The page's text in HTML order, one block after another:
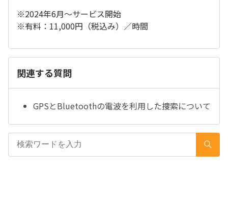
※2024年6月～サービス開始
※有料：11,000円（税込み）／時間
関連する質問
GPSとBluetoothの電波を利用した捜索について